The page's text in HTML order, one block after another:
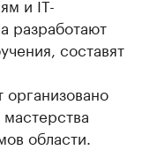
и IT-
разработают
составят
организовано
области.